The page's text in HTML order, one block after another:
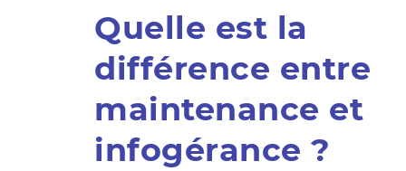
Quelle est la
différence entre
maintenance et
infogérance ?